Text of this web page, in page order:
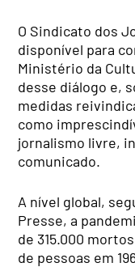
O Sindicato dos
disponível para
Ministério da
desse diálogo e,
medidas
como
jornalismo livre,
comunicado.
A nível global,
Presse, a
de 315.000
de pessoas em